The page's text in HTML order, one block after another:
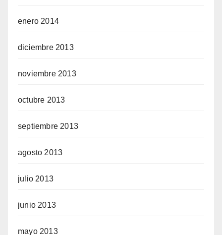
enero 2014
diciembre 2013
noviembre 2013
octubre 2013
septiembre 2013
agosto 2013
julio 2013
junio 2013
mayo 2013